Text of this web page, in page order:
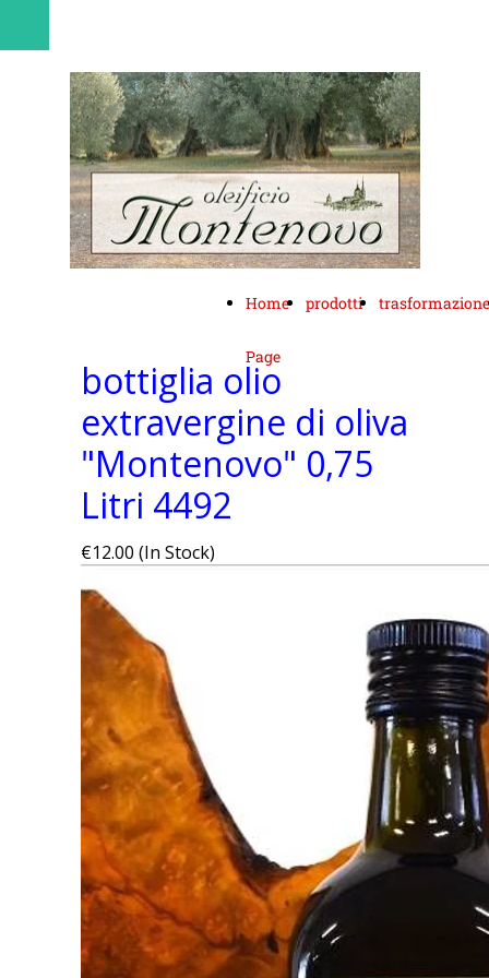
Home
Page
prodotti trasformazione
bottiglia olio
extravergine di oliva
"Montenovo" 0,75
Litri 4492
€12.00 (In Stock)